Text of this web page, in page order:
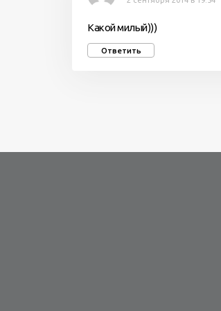
Какой милый)))
Ответить